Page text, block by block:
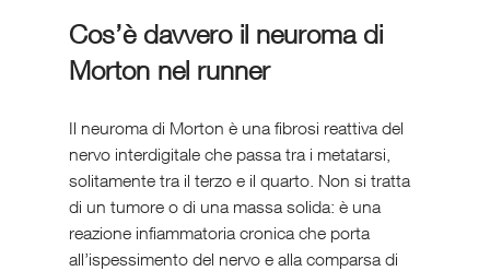
Cos’è davvero il neuroma di
Morton nel runner
Il neuroma di Morton è una fibrosi reattiva del
nervo interdigitale che passa tra i metatarsi,
solitamente tra il terzo e il quarto. Non si tratta
di un tumore o di una massa solida: è una
reazione infiammatoria cronica che porta
all’ispessimento del nervo e alla comparsa di